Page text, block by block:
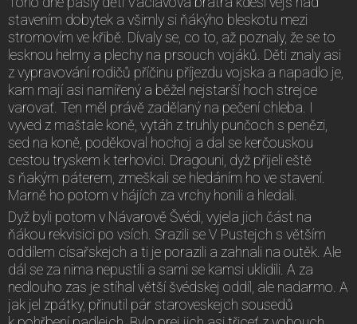
stavením dobytek a všimly si ňákýho bleskotu mezi
stromovím ve křibě. Dívaly se, co to, až poznaly, že se to
lesknou helmy a plechy na prsouch vojáků. Děti znaly asi
z vypravování rodičů příčinu příjezdu vojska a napadlo je,
kam mají asi namířený a běžel nejstarší hoch strejce
varovať. Ten měl právě zadělaný na pečení chleba. I
vyved z maštale koně, vytáh z truhly punčoch s penězi,
sed na koně, poděkoval hochoj a dal se kerčouskou
cestou tryskem k terhovici. Dragouni, dyž přijeli eště
s ňakým páterem, zmeškali se hledáním ho ve stavení.
Marně ho potom v hájích za vrchy honili a hledali.
Dyž byli potom v Návarově Švédi, vyjela jich část na
ňákou rekvisici po vsích. Srazili se V Pustejch s větším
oddílem císařskejch a ti je porazili a zahnali na outěk. Ale
dál se za nima nepustili a sami se kamsi uklidili. A za
nedlouho zas je stíhal větší švédskej oddíl, ale nadarmo. A
jak jel zpátky, přinutil pár staroveskejch sousedů